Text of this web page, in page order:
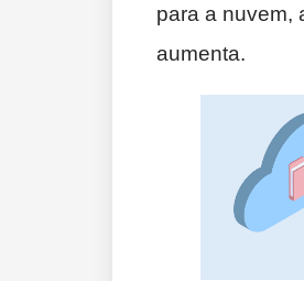
para a nuvem,
aumenta.